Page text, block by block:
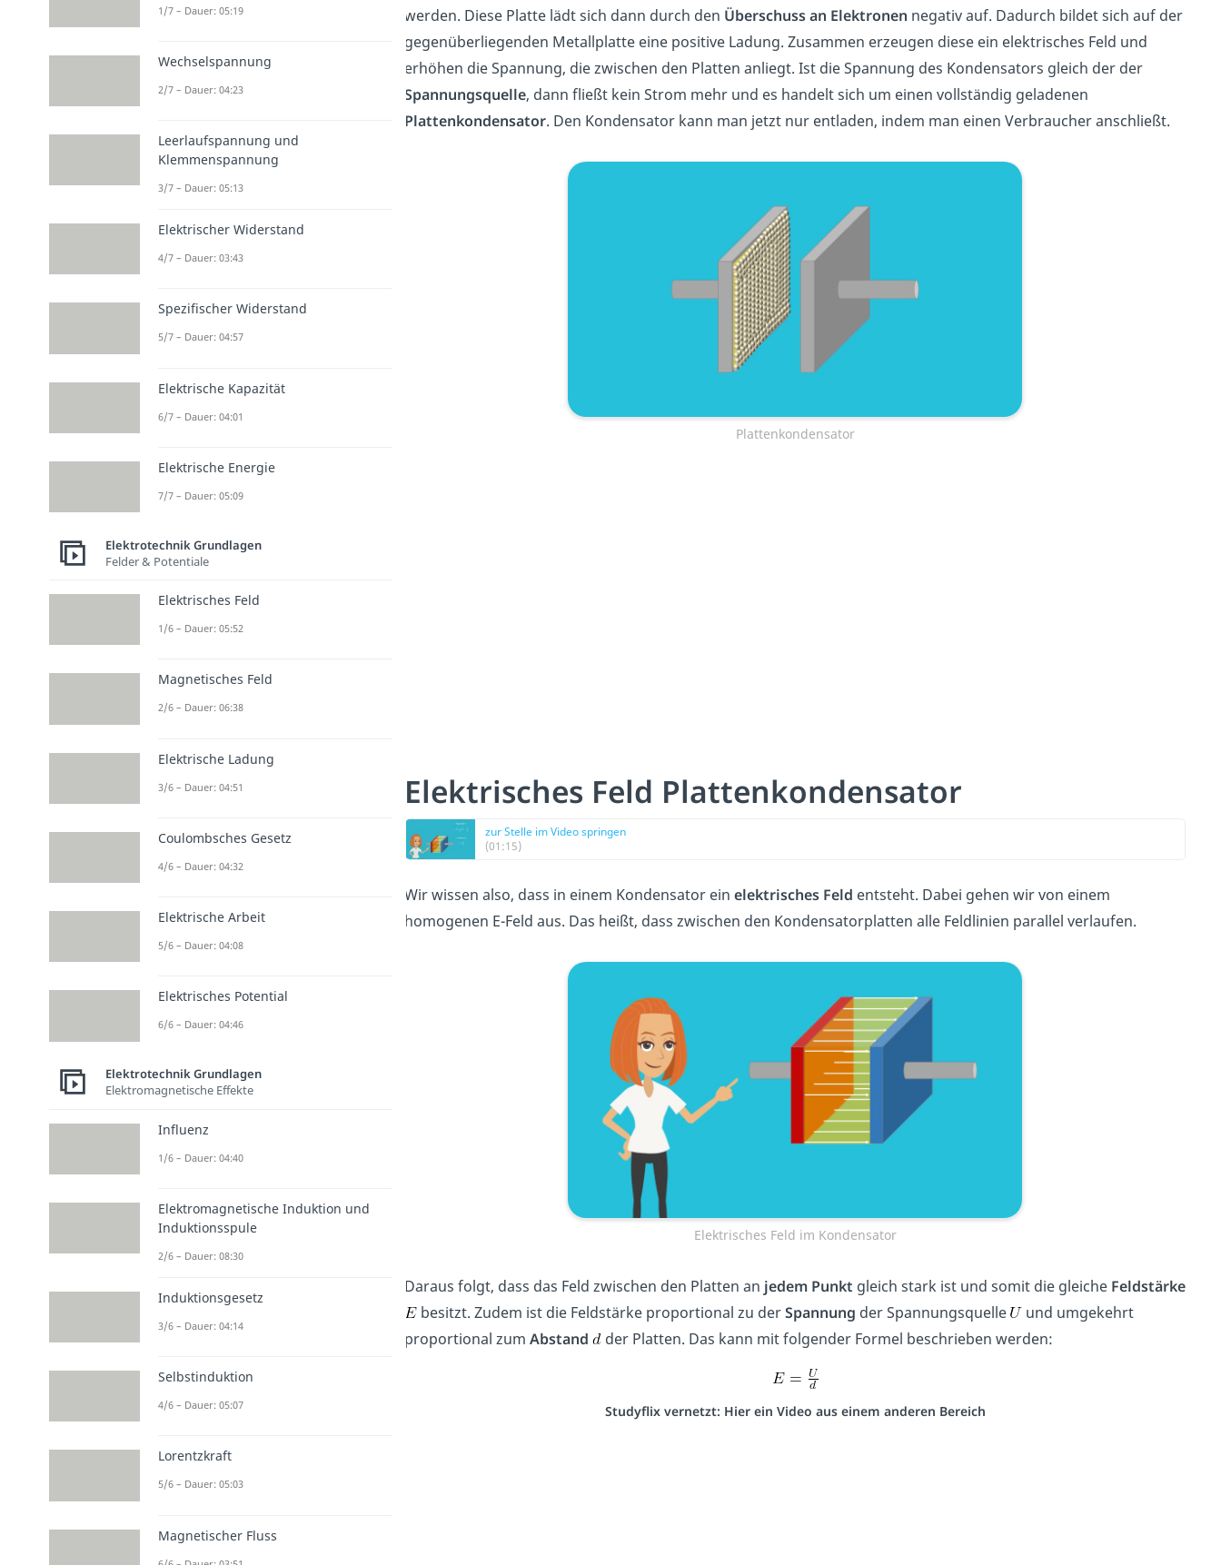
werden. Diese Platte lädt sich dann durch den Überschuss an Elektronen negativ auf. Dadurch bildet sich auf der
gegenüberliegenden Metallplatte eine positive Ladung. Zusammen erzeugen diese ein elektrisches Feld und
erhöhen die Spannung, die zwischen den Platten anliegt. Ist die Spannung des Kondensators gleich der der
Spannungsquelle, dann fließt kein Strom mehr und es handelt sich um einen vollständig geladenen
Plattenkondensator. Den Kondensator kann man jetzt nur entladen, indem man einen Verbraucher anschließt.
Plattenkondensator
Elektrisches Feld Plattenkondensator
zur Stelle im Video springen
(01:15)
Wir wissen also, dass in einem Kondensator ein elektrisches Feld entsteht. Dabei gehen wir von einem
homogenen E-Feld aus. Das heißt, dass zwischen den Kondensatorplatten alle Feldlinien parallel verlaufen.
Elektrisches Feld im Kondensator
Daraus folgt, dass das Feld zwischen den Platten an jedem Punkt gleich stark ist und somit die gleiche Feldstärke
besitzt. Zudem ist die Feldstärke proportional zu derSpannung der Spannungsquelle
und umgekehrt
proportional zum Abstand der Platten. Das kann mit folgender Formel beschrieben werden:
Studyflix vernetzt: Hier ein Video aus einem anderen Bereich
1/7 – Dauer: 05:19
Wechselspannung
2/7 – Dauer: 04:23
Leerlaufspannung und
Klemmenspannung
3/7 – Dauer: 05:13
Elektrischer Widerstand
4/7 – Dauer: 03:43
Spezifischer Widerstand
5/7 – Dauer: 04:57
Elektrische Kapazität
6/7 – Dauer: 04:01
Elektrische Energie
7/7 – Dauer: 05:09
Elektrotechnik Grundlagen
Felder & Potentiale
Elektrisches Feld
1/6 – Dauer: 05:52
Magnetisches Feld
2/6 – Dauer: 06:38
Elektrische Ladung
3/6 – Dauer: 04:51
Coulombsches Gesetz
4/6 – Dauer: 04:32
Elektrische Arbeit
5/6 – Dauer: 04:08
Elektrisches Potential
6/6 – Dauer: 04:46
Elektrotechnik Grundlagen
Elektromagnetische Effekte
Influenz
1/6 – Dauer: 04:40
Elektromagnetische Induktion und
Induktionsspule
2/6 – Dauer: 08:30
Induktionsgesetz
3/6 – Dauer: 04:14
Selbstinduktion
4/6 – Dauer: 05:07
Lorentzkraft
5/6 – Dauer: 05:03
Magnetischer Fluss